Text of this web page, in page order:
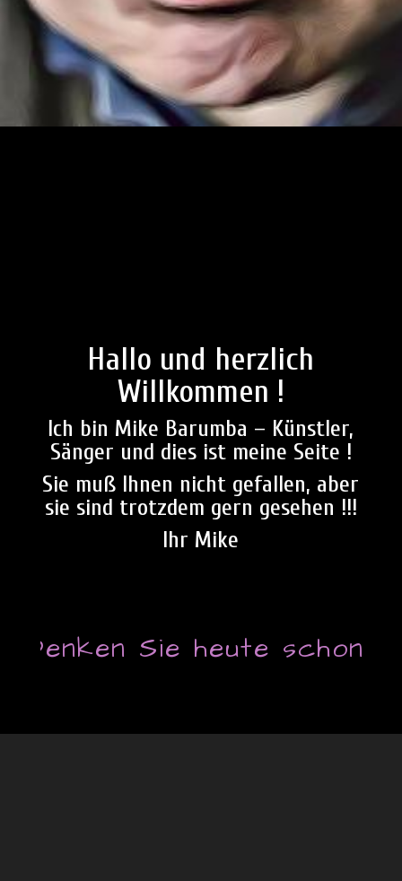
Hallo und herzlich
Willkommen !
Ich bin Mike Barumba – Künstler,
Sänger und dies ist meine Seite !
Sie muß Ihnen nicht gefallen, aber
sie sind trotzdem gern gesehen !!!
Ihr Mike
Sie heute schon